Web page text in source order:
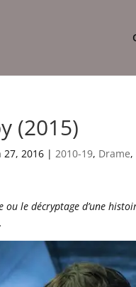
(2015)
27, 2016 |2010-19, Drame,
ou le décryptage d’une